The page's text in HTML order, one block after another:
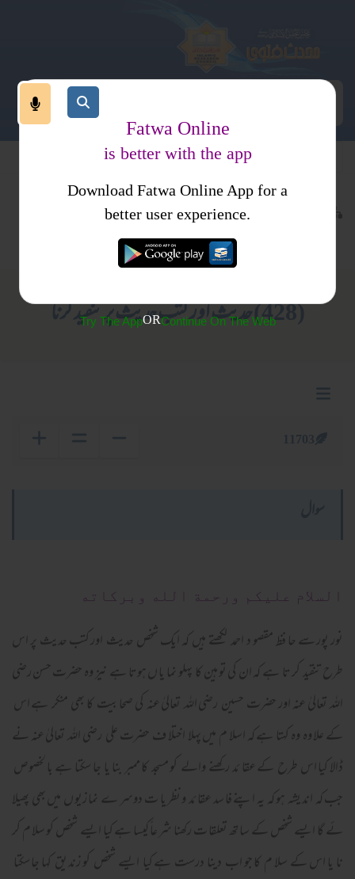
حدیث اور علوم حدیث
کتب فتاوی
فتاویٰ اصحاب الحدیث جلد 1
(428) حدیث اور کتب حدیث پر تنقید کرنا
السلام عليكم ورحمة الله وبركاته
نور پور سے حا فظ مقصو د احمد لکھتے ہیں کہ ایک شخص حدیث اور کتب حدیث پر اس
طرح تنقید کر تا ہے کہ ان کی تو ہین کا پہلو نما یا ں ہوتا ہے نیز وہ حضرت حسن رضی
اللہ تعالیٰ عنہ اور حضرت حسین رضی اللہ تعالیٰ عنہ کی صحا بیت کا بھی منکر ہے اس
کے علا وہ وہ کہتا ہے کہ اسلا م میں پہلا اختلا ف حضرت علی رضی اللہ تعالیٰ عنہ نے
ڈالا کیا اس طرح کے عقا ئد رکھنے والے کو مسجد کا ممبر بنا یا جا سکتا ہے با لخصوص
جب کہ اند یشہ ہو کہ یہ اپنے فا سد عقا ئد و نظر یا ت دوسر ے نما زیو ں میں بھی پھیلا
ئے گا ایسے شخص کے سا تھ تعلقا ت رکھنا شر عاً کیسا ہے کیا ایسے شخص کو سلا م کر
نا یا اس کے سلا م کا جو اب دینا درست ہے کیا ایسے شخص کو زند یق کہا جا سکتا
Fatwa Online
is better with the app
Download Fatwa Online App for a
better user experience.
Try The AppORContinue On The Web